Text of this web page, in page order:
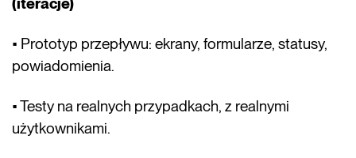
• Prototyp przepływu: ekrany, formularze, statusy,
powiadomienia.
• Testy na realnych przypadkach, z realnymi
użytkownikami.